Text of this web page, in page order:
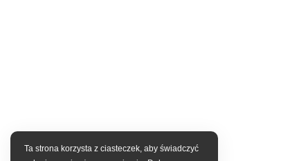
Ta strona korzysta z ciasteczek, aby świadczyć